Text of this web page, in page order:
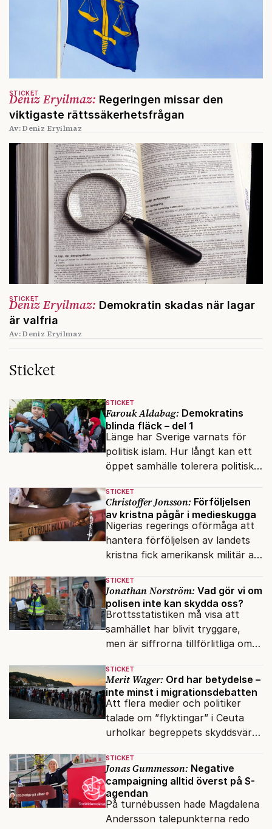
Deniz Eryilmaz: Regeringen missar den
viktigaste rättssäkerhetsfrågan
STICKET
Av: Deniz Eryilmaz
Deniz Eryilmaz: Demokratin skadas när lagar
är valfria
STICKET
Av: Deniz Eryilmaz
Sticket
STICKET
Farouk Aldabag: Demokratins
blinda fläck – del 1
Länge har Sverige varnats för
politisk islam. Hur långt kan ett
öppet samhälle tolerera politiska
inifrån?
STICKET
Christoffer Jonsson: Förföljelsen
av kristna pågår i medieskugga
Nigerias regerings oförmåga att
hantera förföljelsen av landets
kristna fick amerikansk militär att
milisen.
STICKET
Jonathan Norström: Vad gör vi om
polisen inte kan skydda oss?
Brottsstatistiken må visa att
samhället har blivit tryggare,
men är siffrorna tillförlitliga om
anmäla brott?
STICKET
Merit Wager: Ord har betydelse –
inte minst i migrationsdebatten
Att flera medier och politiker
talade om ”flyktingar” i Ceuta
urholkar begreppets skyddsvärde
och förföljelse.
STICKET
Jonas Gummesson: Negative
campaigning alltid överst på S-
agendan
På turnébussen hade Magdalena
Andersson talepunkterna redo